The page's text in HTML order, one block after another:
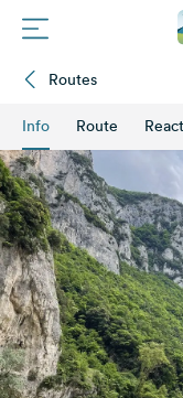
Campings
Magazine
Partners
Registreren
Routes
Info Route